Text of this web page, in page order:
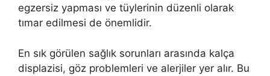
egzersiz yapması ve tüylerinin düzenli olarak
tımar edilmesi de önemlidir.
En sık görülen sağlık sorunları arasında kalça
displazisi, göz problemleri ve alerjiler yer alır. Bu